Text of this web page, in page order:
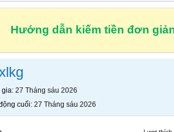
Hướng dẫn kiếm tiền đơn
gia 27 Tháng sáu 2026
cuối 27 Tháng sáu 2026